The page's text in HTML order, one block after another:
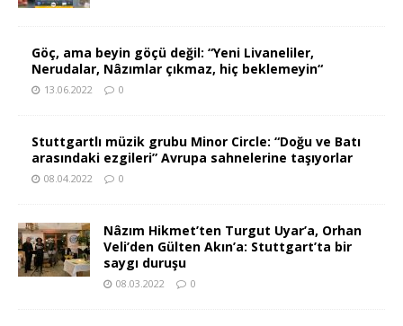
Göç, ama beyin göçü değil: “Yeni Livaneliler,
Nerudalar, Nâzımlar çıkmaz, hiç beklemeyin“
13.06.2022 0
Stuttgartlı müzik grubu Minor Circle: “Doğu ve Batı
arasındaki ezgileri” Avrupa sahnelerine taşıyorlar
08.04.2022 0
Nâzım Hikmet’ten Turgut Uyar’a, Orhan
Veli’den Gülten Akın’a: Stuttgart’ta bir
saygı duruşu
08.03.2022 0